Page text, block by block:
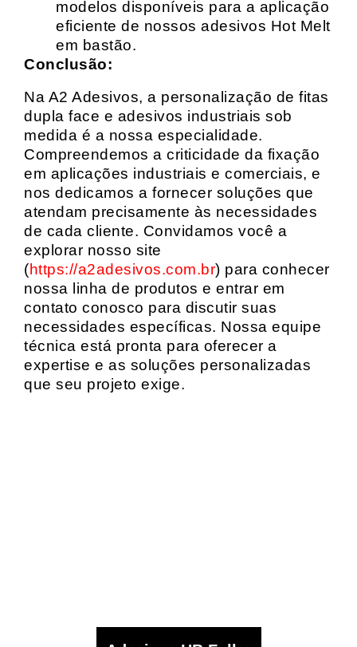
modelos disponíveis para a aplicação
eficiente de nossos adesivos Hot Melt
em bastão.
Conclusão:
Na A2 Adesivos, a personalização de fitas
dupla face e adesivos industriais sob
medida é a nossa especialidade.
Compreendemos a criticidade da fixação
em aplicações industriais e comerciais, e
nos dedicamos a fornecer soluções que
atendam precisamente às necessidades
de cada cliente. Convidamos você a
explorar nosso site
(https://a2adesivos.com.br) para conhecer
nossa linha de produtos e entrar em
contato conosco para discutir suas
necessidades específicas. Nossa equipe
técnica está pronta para oferecer a
expertise e as soluções personalizadas
que seu projeto exige.